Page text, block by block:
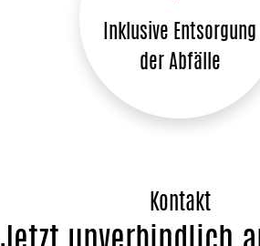
Inklusive Entsorgung
der Abfälle
Kontakt